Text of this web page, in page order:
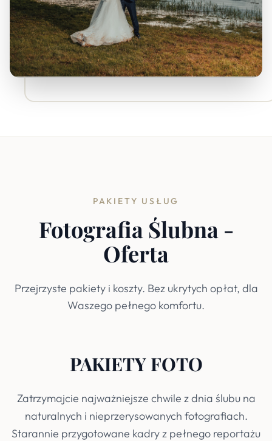
PAKIETY USŁUG
Fotografia Ślubna -
Oferta
Przejrzyste pakiety i koszty. Bez ukrytych opłat, dla
Waszego pełnego komfortu.
PAKIETY FOTO
Zatrzymajcie najważniejsze chwile z dnia ślubu na
naturalnych i nieprzerysowanych fotografiach.
Starannie przygotowane kadry z pełnego reportażu